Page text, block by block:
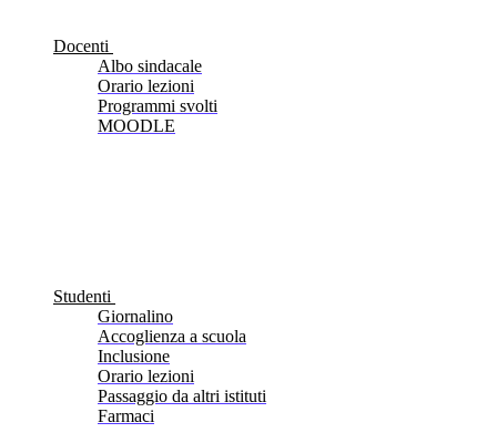
Docenti
Albo sindacale
Orario lezioni
Programmi svolti
MOODLE
Studenti
Giornalino
Accoglienza a scuola
Inclusione
Orario lezioni
Passaggio da altri istituti
Farmaci